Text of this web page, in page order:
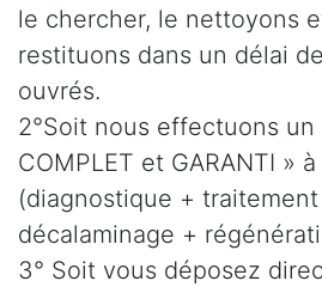
le chercher, le nettoyons
restituons dans un délai
ouvrés.
2°Soit nous effectuons
COMPLET et GARANTI »
(diagnostique + traitement
décalaminage +
3° Soit vous déposez